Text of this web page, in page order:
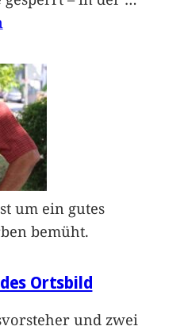
um ein gutes
bemüht.
Ortsbild
und zwei